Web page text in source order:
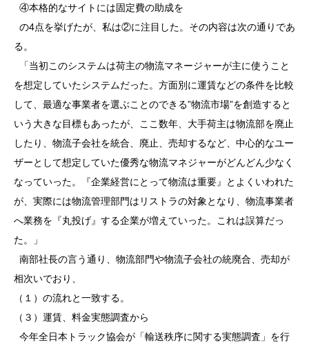
④本格的なサイトには固定費の助成を
の4点を挙げたが、私は②に注目した。その内容は次の通りであ
る。
「当初このシステムは荷主の物流マネージャーが主に使うこと
を想定していたシステムだった。方面別に運賃などの条件を比較
して、最適な事業者を選ぶことのできる”物流市場”を創造すると
いう大きな目標もあったが、ここ数年、大手荷主は物流部を廃止
したり、物流子会社を統合、廃止、売却するなど、中心的なユー
ザーとして想定していた優秀な物流マネジャーがどんどん少なく
なっていった。『企業経営にとって物流は重要』とよくいわれた
が、実際には物流管理部門はリストラの対象となり、物流事業者
へ業務を『丸投げ』する企業が増えていった。これは誤算だっ
た。」
南部社長の言う通り、物流部門や物流子会社の統廃合、売却が
相次いでおり、
（１）の流れと一致する。
（３）運賃、料金実態調査から
今年全日本トラック協会が「輸送秩序に関する実態調査」を行